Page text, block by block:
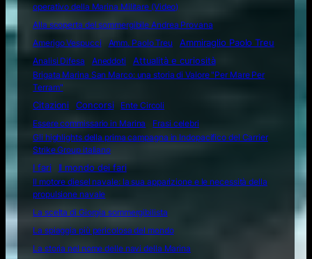
operativo della Marina Militare (Video)
Alla scoperta del sommergibile Andrea Provana
Amerigo Vespucci
Amm. Paolo Treu
Ammiraglio Paolo Treu
Analisi Difesa
Aneddoti Attualità e curiosità
Brigata Marina San Marco: una storia di Valore "Per Mare Per
Terram"
Citazioni
Concorsi
Ente Circoli
Essere commissario in Marina
Frasi celebri
Gli highlights della prima campagna in Indopacifico del Carrier
Strike Group italiano
I fari
Il mondo dei fari
Il motore diesel navale: la sua apparizione e le necessità della
propulsione navale
La scelta di Giorgia sommergibilista
La spiaggia più pericolosa del mondo
La storia nel nome delle navi della Marina